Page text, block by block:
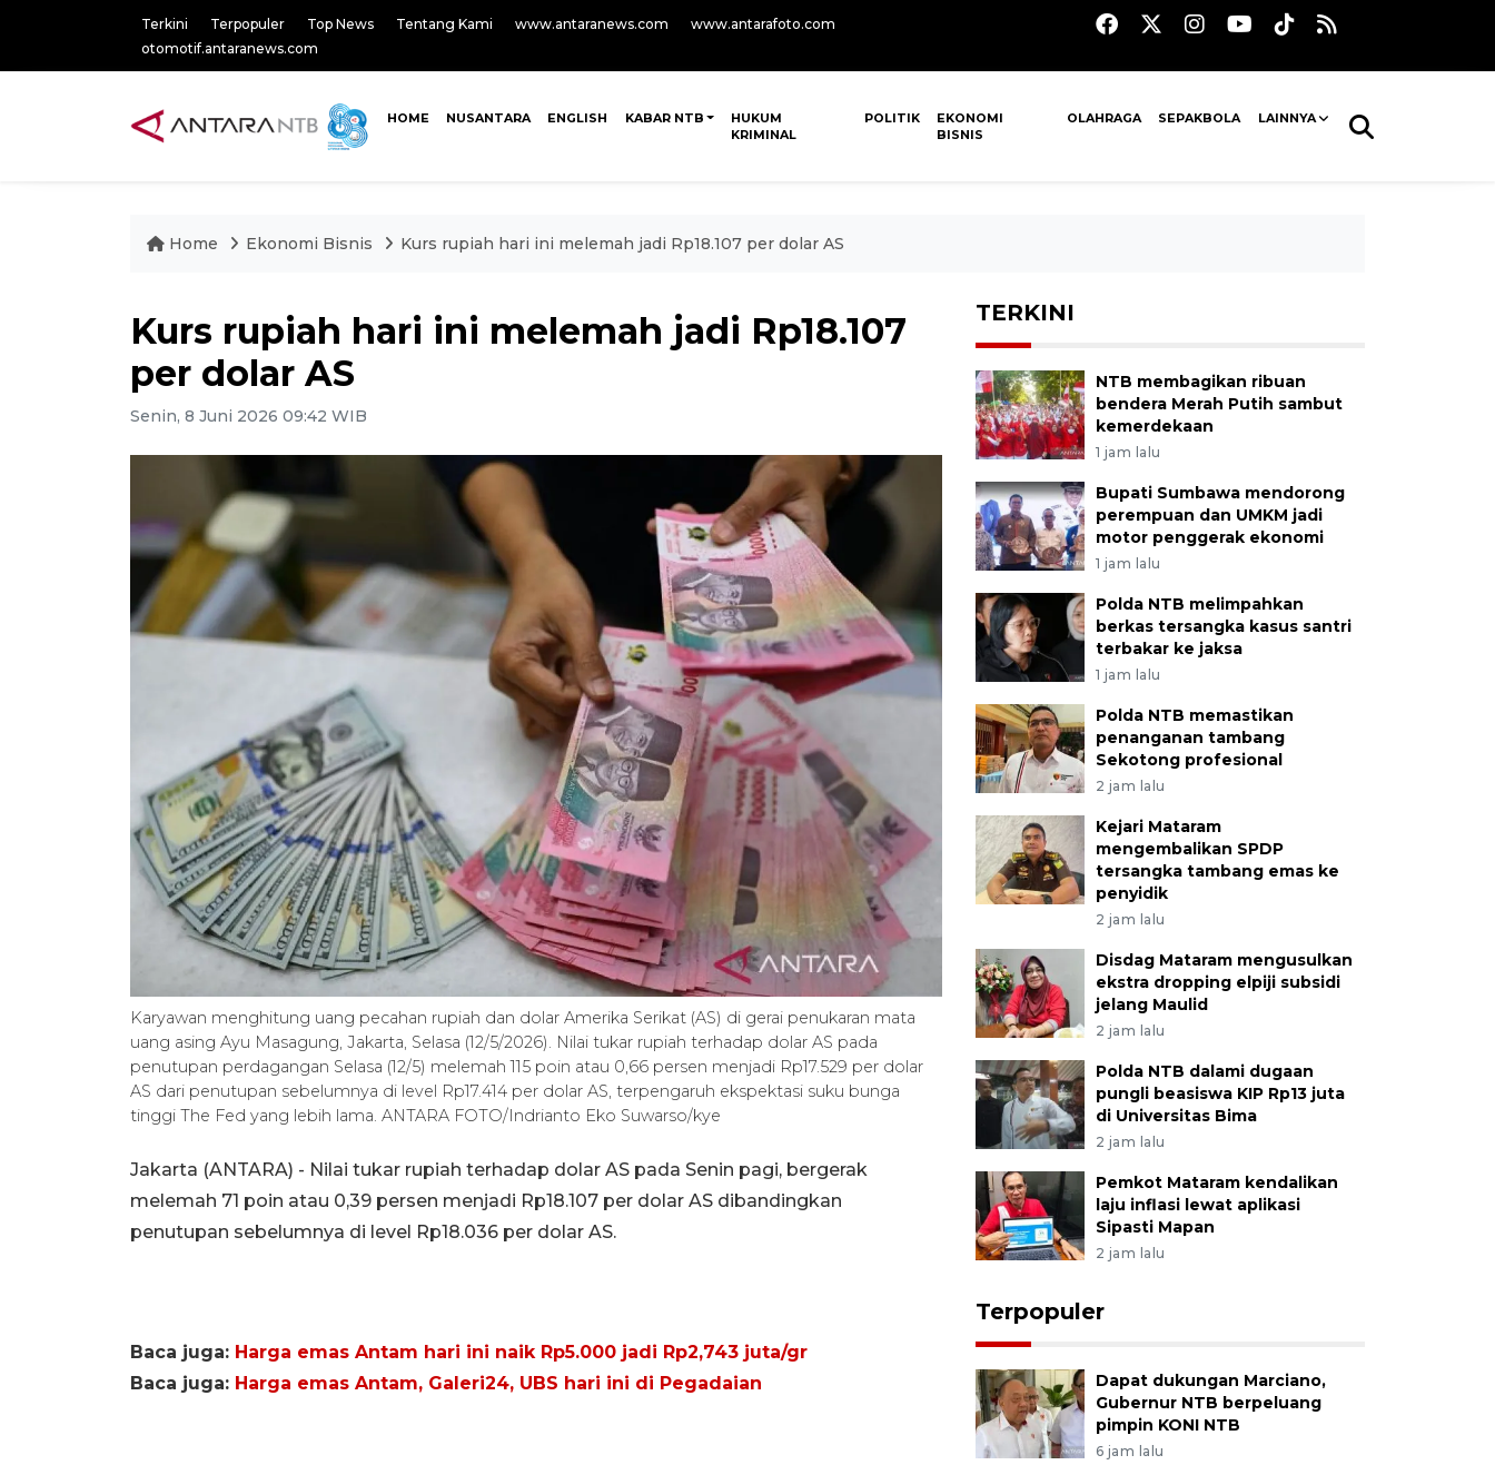
Terkini Terpopuler Top News Tentang Kami www.antaranews.com
www.antarafoto.com
otomotif.antaranews.com
HOME NUSANTARA ENGLISH KABAR NTB
HUKUM
KRIMINAL
POLITIK
EKONOMI
BISNIS
OLAHRAGA SEPAKBOLA LAINNYA
Home Ekonomi Bisnis Kurs rupiah hari ini melemah jadi Rp18.107 per dolar AS
Kurs rupiah hari ini melemah jadi Rp18.107
per dolar AS
Senin, 8 Juni 2026 09:42 WIB
Karyawan menghitung uang pecahan rupiah dan dolar Amerika Serikat (AS) di gerai penukaran mata
uang asing Ayu Masagung, Jakarta, Selasa (12/5/2026). Nilai tukar rupiah terhadap dolar AS pada
penutupan perdagangan Selasa (12/5) melemah 115 poin atau 0,66 persen menjadi Rp17.529 per dolar
AS dari penutupan sebelumnya di level Rp17.414 per dolar AS, terpengaruh ekspektasi suku bunga
tinggi The Fed yang lebih lama. ANTARA FOTO/Indrianto Eko Suwarso/kye
Jakarta (ANTARA) - Nilai tukar rupiah terhadap dolar AS pada Senin pagi, bergerak
melemah 71 poin atau 0,39 persen menjadi Rp18.107 per dolar AS dibandingkan
penutupan sebelumnya di level Rp18.036 per dolar AS.
Baca juga: Harga emas Antam hari ini naik Rp5.000 jadi Rp2,743 juta/gr
Baca juga: Harga emas Antam, Galeri24, UBS hari ini di Pegadaian
TERKINI
NTB membagikan ribuan
bendera Merah Putih sambut
kemerdekaan
1 jam lalu
Bupati Sumbawa mendorong
perempuan dan UMKM jadi
motor penggerak ekonomi
1 jam lalu
Polda NTB melimpahkan
berkas tersangka kasus santri
terbakar ke jaksa
1 jam lalu
Polda NTB memastikan
penanganan tambang
Sekotong profesional
2 jam lalu
Kejari Mataram
mengembalikan SPDP
tersangka tambang emas ke
penyidik
2 jam lalu
Disdag Mataram mengusulkan
ekstra dropping elpiji subsidi
jelang Maulid
2 jam lalu
Polda NTB dalami dugaan
pungli beasiswa KIP Rp13 juta
di Universitas Bima
2 jam lalu
Pemkot Mataram kendalikan
laju inflasi lewat aplikasi
Sipasti Mapan
2 jam lalu
Terpopuler
Dapat dukungan Marciano,
Gubernur NTB berpeluang
pimpin KONI NTB
6 jam lalu